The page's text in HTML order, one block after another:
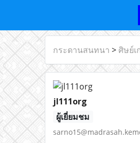
กระดานสนทนา > ศิษย์
jl111org
ผู้เยี่ยมชม